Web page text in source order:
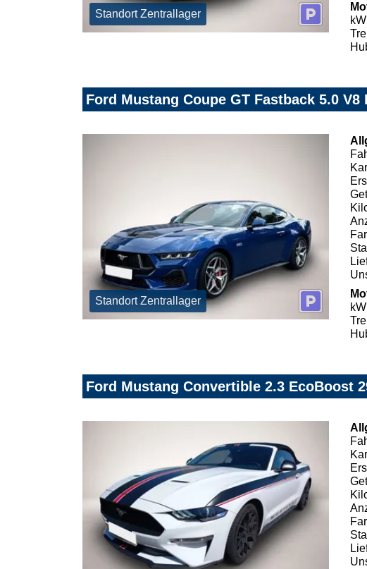
Standort Zentrallager
Ford Mustang Coupe GT Fastback 5.0 V8
Standort Zentrallager
Ford Mustang Convertible 2.3 EcoBoost